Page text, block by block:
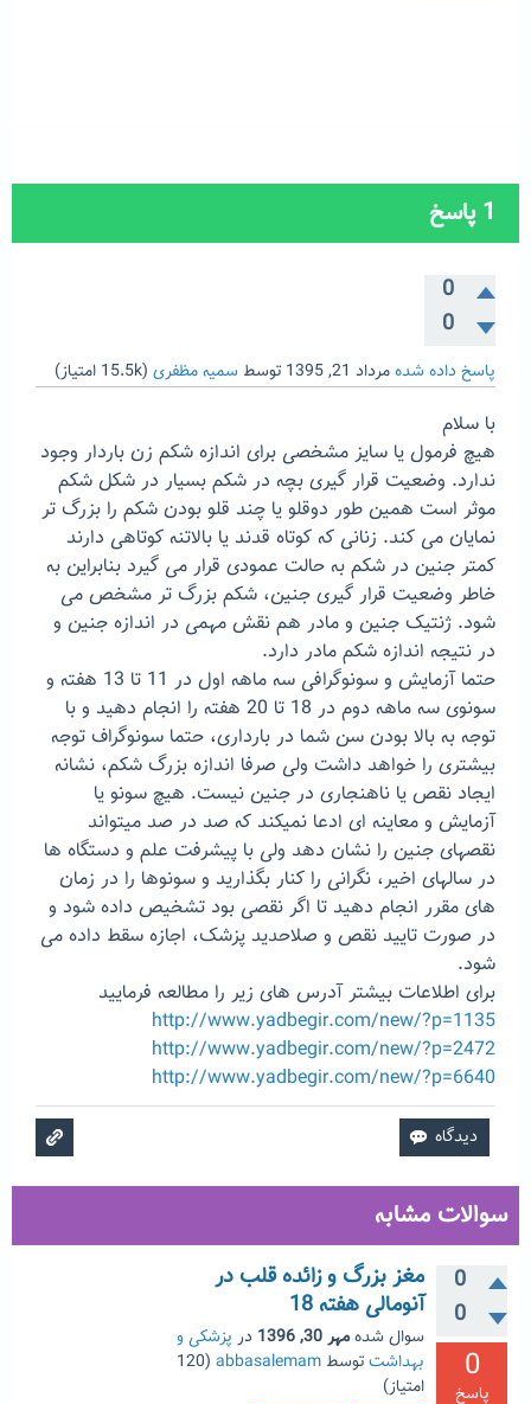
1پاسخ
0
0
پاسخ داده شدهمرداد 21, 1395 توسط سمیه مظفری (
15.5k امتیاز)
با سلام
هیچ فرمول یا سایز مشخصی برای اندازه شکم زن باردار وجود
ندارد. وضعیت قرار گیری بچه در شکم بسیار در شکل شکم
موثر است همین طور دوقلو یا چند قلو بودن شکم را بزرگ تر
نمایان می کند. زنانی که کوتاه قدند یا بالاتنه کوتاهی دارند
کمتر جنین در شکم به حالت عمودی قرار می گیرد بنابراین به
خاطر وضعیت قرار گیری جنین، شکم بزرگ تر مشخص می
شود. ژنتیک جنین و مادر هم نقش مهمی در اندازه جنین و
در نتیجه اندازه شکم مادر دارد.
حتما آزمایش و سونوگرافی سه ماهه اول در 11 تا 13 هفته و
سونوی سه ماهه دوم در 18 تا 20 هفته را انجام دهید و با
توجه به بالا بودن سن شما در بارداری، حتما سونوگراف توجه
بیشتری را خواهد داشت ولی صرفا اندازه بزرگ شکم، نشانه
ایجاد نقص یا ناهنجاری در جنین نیست. هیچ سونو یا
آزمایش و معاینه ای ادعا نمیکند که صد در صد میتواند
نقصهای جنین را نشان دهد ولی با پیشرفت علم و دستگاه ها
در سالهای اخیر، نگرانی را کنار بگذارید و سونوها را در زمان
های مقرر انجام دهید تا اگر نقصی بود تشخیص داده شود و
در صورت تایید نقص و صلاحدید پزشک، اجازه سقط داده می
شود.
برای اطلاعات بیشتر آدرس های زیر را مطالعه فرمایید
http://www.yadbegir.com/new/?p=1135
http://www.yadbegir.com/new/?p=2472
http://www.yadbegir.com/new/?p=6640
سوالات مشابه
0
0
0
پاسخ
مغز بزرگ و زائده قلب در
آنومالی هفته 18
سوال شدهمهر 30, 1396 در پزشکی و
بهداشتتوسط abbasalemam
(
120
امتیاز)